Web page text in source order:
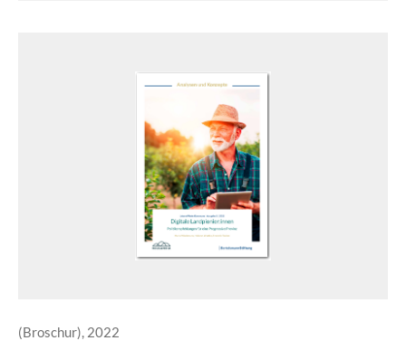
(Broschur), 2022